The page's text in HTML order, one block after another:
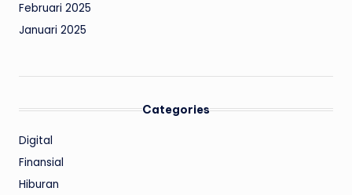
Februari 2025
Januari 2025
Categories
Digital
Finansial
Hiburan